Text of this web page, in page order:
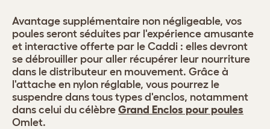
Avantage supplémentaire non négligeable, vos
poules seront séduites par l'expérience amusante
et interactive offerte par le Caddi : elles devront
se débrouiller pour aller récupérer leur nourriture
dans le distributeur en mouvement. Grâce à
l'attache en nylon réglable, vous pourrez le
suspendre dans tous types d'enclos, notamment
dans celui du célèbre Grand Enclos pour poules
Omlet.